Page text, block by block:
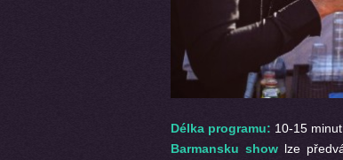
Délka programu: 10-15
Barmansku show lze